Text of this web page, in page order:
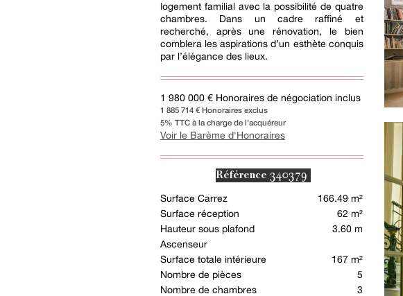
logement familial avec la possibilité de quatre
chambres. Dans un cadre raffiné et
recherché, après une rénovation, le bien
comblera les aspirations d’un esthète conquis
par l’élégance des lieux.
1 980 000 € Honoraires de négociation inclus
1 885 714 € Honoraires exclus
5% TTC à la charge de l'acquéreur
Voir le Barème d'Honoraires
Référence340379
Surface Carrez
166.49 m²
Surface réception
62 m²
Hauteur sous plafond
3.60 m
Ascenseur
Surface totale intérieure
167 m²
Nombre de pièces
5
Nombre de chambres
3